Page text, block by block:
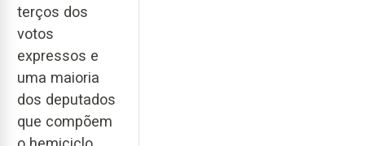
terços dos
votos
expressos e
uma maioria
dos deputados
que compõem